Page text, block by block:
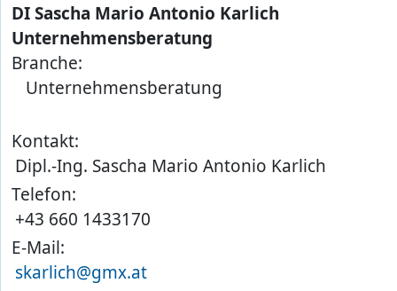
DI Sascha Mario Antonio Karlich
Unternehmensberatung
Branche:
Unternehmensberatung
Kontakt:
Dipl.-Ing. Sascha Mario Antonio Karlich
Telefon:
+43 660 1433170
E-Mail:
skarlich@gmx.at